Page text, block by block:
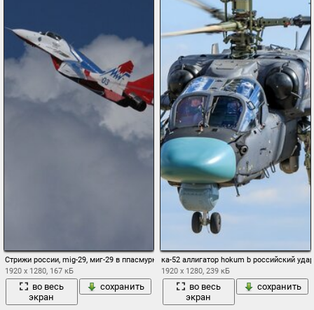
Стрижи россии, mig-29, миг-29 в ппасмурном небе
1920 x 1280, 167 кБ
во весь
экран
сохранить
ка-52 аллигатор hokum b российский
1920 x 1280, 239 кБ
во весь
экран
сохранить